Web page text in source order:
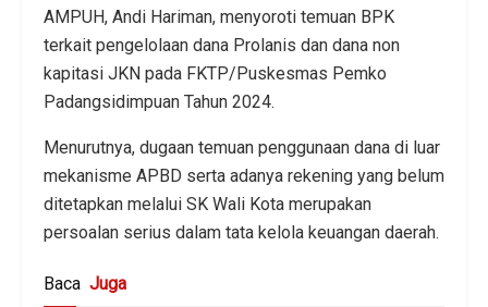
AMPUH, Andi Hariman, menyoroti temuan BPK
terkait pengelolaan dana Prolanis dan dana non
kapitasi JKN pada FKTP/Puskesmas Pemko
Padangsidimpuan Tahun 2024.
Menurutnya, dugaan temuan penggunaan dana di luar
mekanisme APBD serta adanya rekening yang belum
ditetapkan melalui SK Wali Kota merupakan
persoalan serius dalam tata kelola keuangan daerah.
Baca Juga